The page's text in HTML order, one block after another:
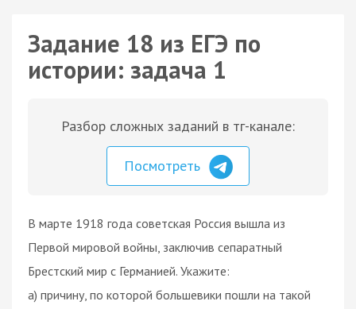
Задание 18 из ЕГЭ по
истории: задача 1
Разбор сложных заданий в тг-канале:
Посмотреть
В марте 1918 года советская Россия вышла из
Первой мировой войны, заключив сепаратный
Брестский мир с Германией. Укажите:
а) причину, по которой большевики пошли на такой